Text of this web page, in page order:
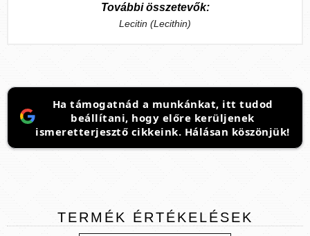
További összetevők:
Lecitin (Lecithin)
Ha támogatnád a munkánkat, itt tudod
beállítani, hogy előre kerüljenek
ismeretterjesztő cikkeink. Hálásan köszönjük!
TERMÉK ÉRTÉKELÉSEK